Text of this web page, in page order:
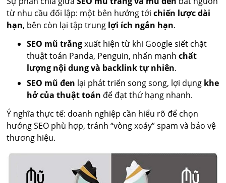
từ nhu cầu đối lập: một bên hướng tớichiến lược dài
hạn, bên còn lại tập trung lợi ích ngắn hạn.
SEO mũ trắngxuất hiện từ khi Google siết chặt
thuật toán Panda, Penguin, nhấn mạnhchất
lượng nội dung và backlink tự nhiên.
SEO mũ đen lại phát triển song song, lợi dụng khe
hở của thuật toán để đạt thứ hạng nhanh.
Ý nghĩa thực tế: doanh nghiệp cần hiểu rõ để chọn
hướng SEO phù hợp, tránh “vòng xoáy” spam và bảo vệ
thương hiệu.